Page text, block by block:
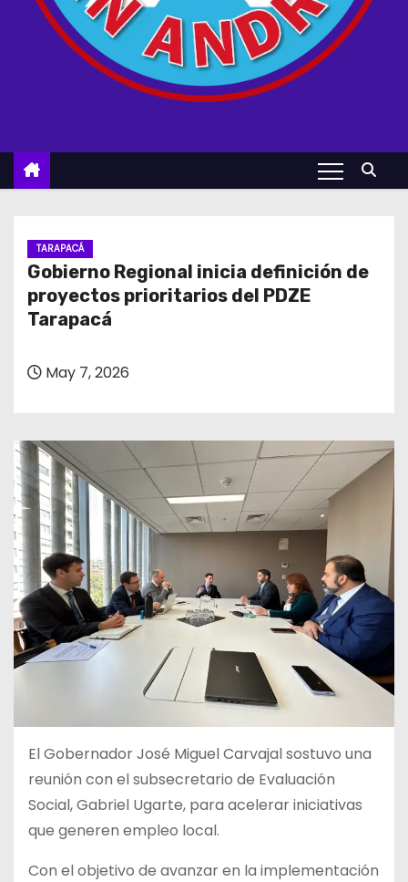
TARAPACÁ
Gobierno Regional inicia definición de
proyectos prioritarios del PDZE
Tarapacá
May 7, 2026
El Gobernador José Miguel Carvajal sostuvo una
reunión con el subsecretario de Evaluación
Social, Gabriel Ugarte, para acelerar iniciativas
que generen empleo local.
Con el objetivo de avanzar en la implementación